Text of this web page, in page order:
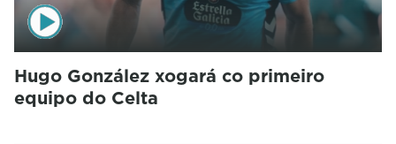
Hugo González xogará co primeiro
equipo do Celta